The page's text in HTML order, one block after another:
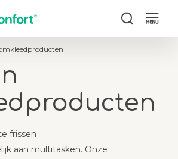
Zoeken
frissen
aan multitasken. Onze